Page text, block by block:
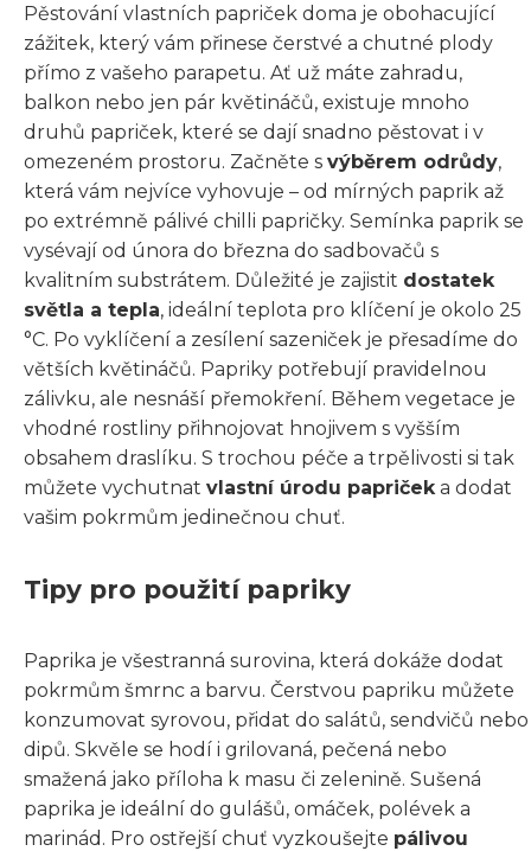
Pěstování vlastních papriček doma je obohacující
zážitek, který vám přinese čerstvé a chutné plody
přímo z vašeho parapetu. Ať už máte zahradu,
balkon nebo jen pár květináčů, existuje mnoho
druhů papriček, které se dají snadno pěstovat i v
omezeném prostoru. Začněte s výběrem odrůdy,
která vám nejvíce vyhovuje – od mírných paprik až
po extrémně pálivé chilli papričky. Semínka paprik se
vysévají od února do března do sadbovačů s
kvalitním substrátem. Důležité je zajistit dostatek
světla a tepla, ideální teplota pro klíčení je okolo 25
°C. Po vyklíčení a zesílení sazeniček je přesadíme do
větších květináčů. Papriky potřebují pravidelnou
zálivku, ale nesnáší přemokření. Během vegetace je
vhodné rostliny přihnojovat hnojivem s vyšším
obsahem draslíku. S trochou péče a trpělivosti si tak
můžete vychutnat vlastní úrodu papričeka dodat
vašim pokrmům jedinečnou chuť.
Tipy pro použití papriky
Paprika je všestranná surovina, která dokáže dodat
pokrmům šmrnc a barvu. Čerstvou papriku můžete
konzumovat syrovou, přidat do salátů, sendvičů nebo
dipů. Skvěle se hodí i grilovaná, pečená nebo
smažená jako příloha k masu či zelenině. Sušená
paprika je ideální do gulášů, omáček, polévek a
marinád. Pro ostřejší chuť vyzkoušejte pálivou